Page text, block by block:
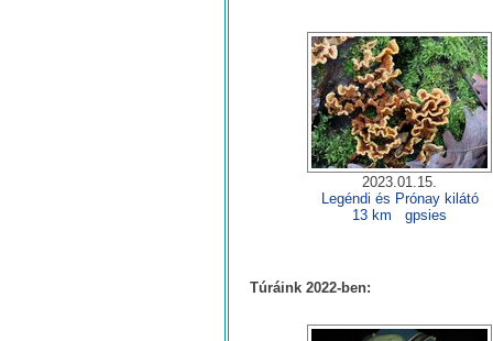
2023.01.15.
Legéndi és Prónay kilátó
13 km
gpsies
Túráink 2022-ben: